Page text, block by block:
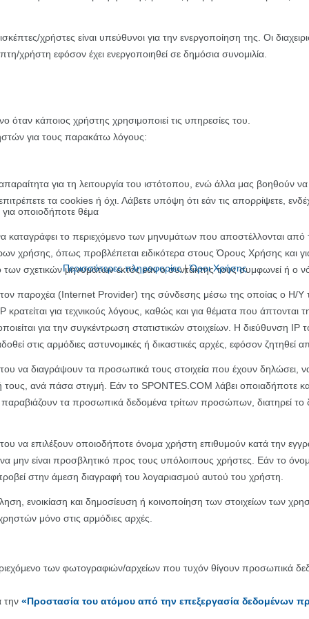
χρήστες είναι υπεύθυνοι για την ενεργοποίηση της. Οι
χρήστη εφόσον έχει ενεργοποιηθεί σε δημόσια συνομιλία.
κάποιος χρήστης χρησιμοποιεί τις υπηρεσίες του.
για τους παρακάτω λόγους:
οποιοδήποτε θέμα
το περιεχόμενο των μηνυμάτων που αποστέλλονται
χρήσης, όπως προβλέπεται ειδικότερα στους Όρους Χρήσης και
των σχετικών μηνυμάτων εκτός εάν ο συντάκτης τους συμφωνεί ή ο
παροχέα (Internet Provider) της σύνδεσης μέσω της οποίας ο Η/Υ
για τεχνικούς λόγους, καθώς και για θέματα που
για την συγκέντρωση στατιστικών στοιχείων. Η διεύθυνση IP
στις αρμόδιες αστυνομικές ή δικαστικές αρχές, εφόσον ζητηθεί
να διαγράψουν τα προσωπικά τους στοιχεία που έχουν δηλώσει,
ανά πάσα στιγμή. Εάν το SPONTES.COM λάβει οποιαδήποτε
τα προσωπικά δεδομένα τρίτων προσώπων, διατηρεί το
να επιλέξουν οποιοδήποτε όνομα χρήστη επιθυμούν κατά την
μην είναι προσβλητικό προς τους υπόλοιπους χρήστες. Εάν το
στην άμεση διαγραφή του λογαριασμού αυτού του χρήστη.
ενοικίαση και δημοσίευση ή κοινοποίηση των στοιχείων των
μόνο στις αρμόδιες αρχές.
των φωτογραφιών/αρχείων που τυχόν θίγουν προσωπικά
την «Προστασία του ατόμου από την επεξεργασία δεδομένων
για τη λειτουργία του ιστότοπου, ενώ άλλα μας βοηθούν
τα cookies ή όχι. Λάβετε υπόψη ότι εάν τις απορρίψετε,
Περισσότερες πληροφορίες|Όροι Χρήσης